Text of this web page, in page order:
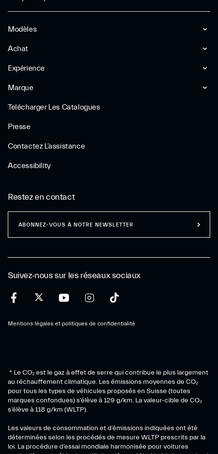
Modèles
Achat
Expérience
Marque
Telécharger Les Catalogues
Presse
Contactez L’assistance
Accessibility
Suivez-nous sur les réseaux sociaux
Mentions légales et politiques de confidentialité
Restez en contact
ABONNEZ-VOUS À NOTRE NEWSLETTER
* Le CO₂ est le gaz à effet de serre qui contribue le plus largement
au réchauffement climatique. Les émissions moyennes de CO₂
pour tous les types de véhicules proposés en Suisse (toutes
marques confondues) s’élève à 129 g/km. La valeur-cible de CO₂
s’élève à 118 g/km (WLTP).
Les valeurs de consommation et d’émissions indiquées ont été
déterminées selon les procédés de mesure WLTP prescrits par la
loi. La procédure d’essai mondiale harmonisée pour voitures